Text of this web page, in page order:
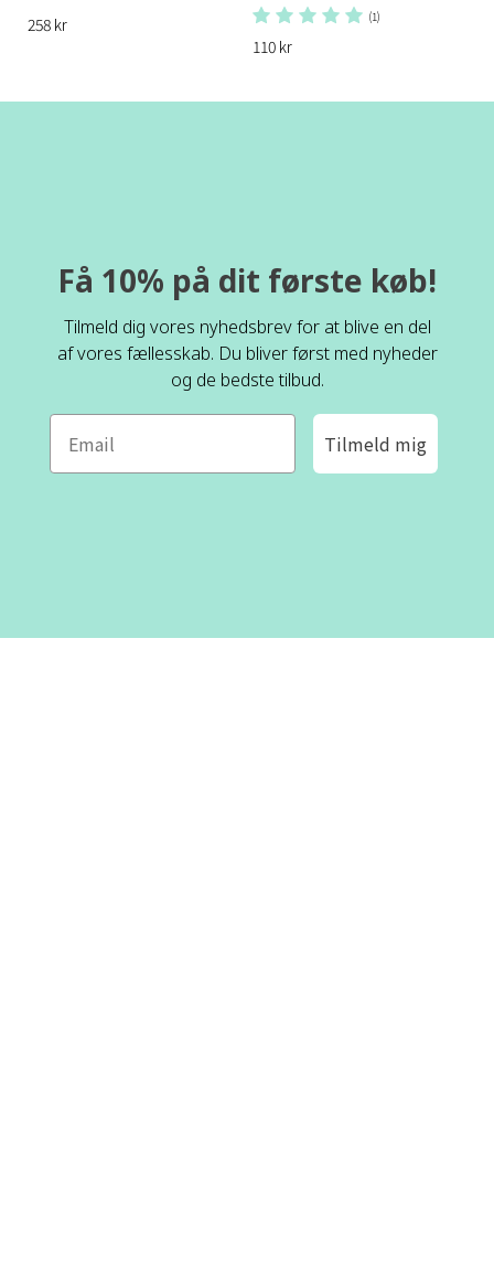
258 kr (1)
110 kr
Få 10% på dit første køb!
Tilmeld dig vores nyhedsbrev for at blive en del
af vores fællesskab. Du bliver først med nyheder
og de bedste tilbud.
Tilmeld mig